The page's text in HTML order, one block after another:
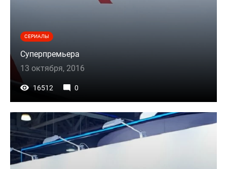
СЕРИАЛЫ
Суперпремьера
13 октября, 2016
16512 0